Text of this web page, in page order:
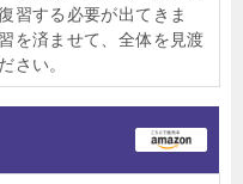
習する必要が出てきま
を済ませて、全体を見渡
さい。